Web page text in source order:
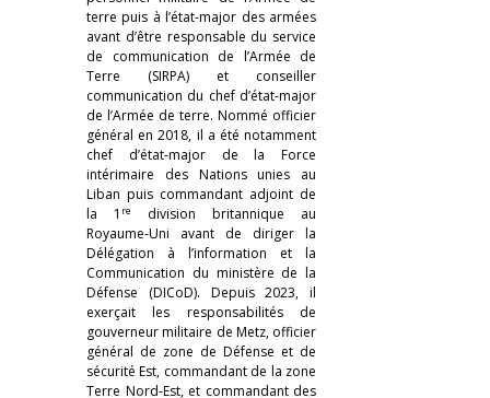
terre puis à l’état-major des armées
avant d’être responsable du service
de communication de l’Armée de
Terre (SIRPA) et conseiller
communication du chef d’état-major
de l’Armée de terre. Nommé officier
général en 2018, il a été notamment
chef d’état-major de la Force
intérimaire des Nations unies au
Liban puis commandant adjoint de
la 1 re
division britannique au
Royaume-Uni avant de diriger la
Délégation à l’information et la
Communication du ministère de la
Défense (DICoD). Depuis 2023, il
exerçait les responsabilités de
gouverneur militaire de Metz, officier
général de zone de Défense et de
sécurité Est, commandant de la zone
Terre Nord-Est, et commandant des